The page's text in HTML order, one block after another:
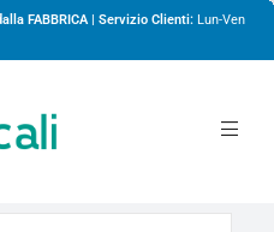
FABBRICA | Servizio Clienti: Lun-Ven